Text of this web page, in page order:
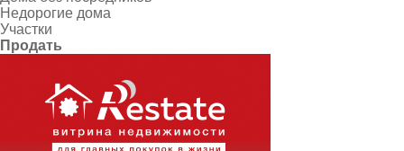
Недорогие дома
Участки
Продать